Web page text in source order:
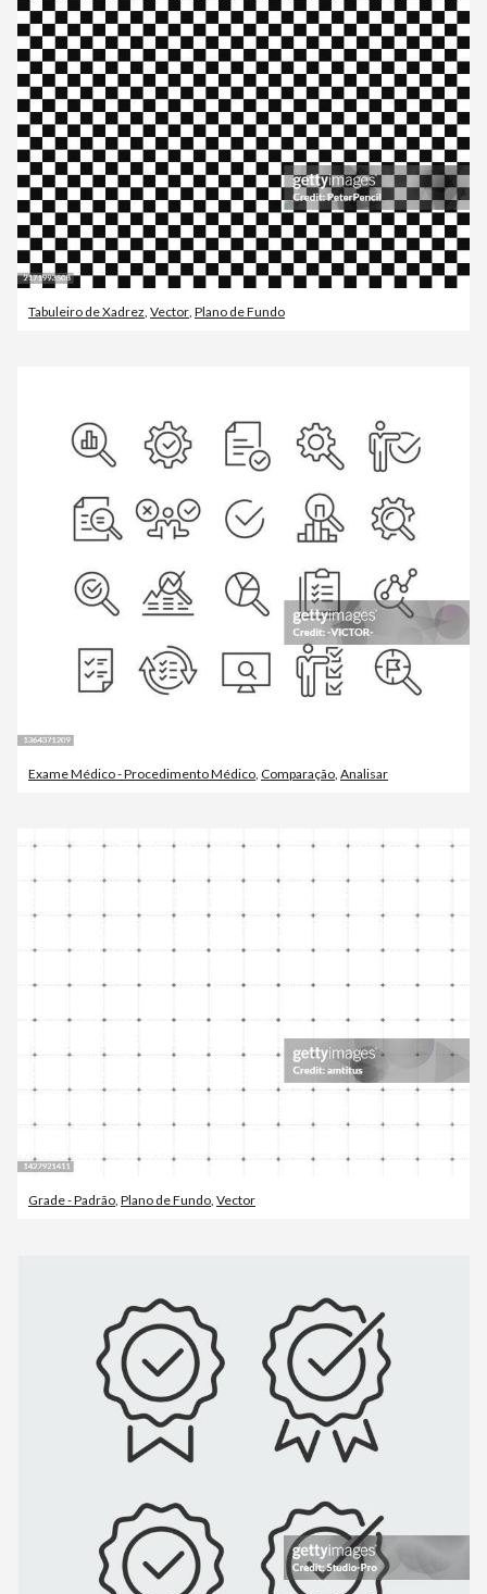
Tabuleiro de Xadrez Vector Plano de Fundo
Exame Médico - Procedimento Médico, Comparação, Analisar
Grade - Padrão, Plano de Fundo, Vector